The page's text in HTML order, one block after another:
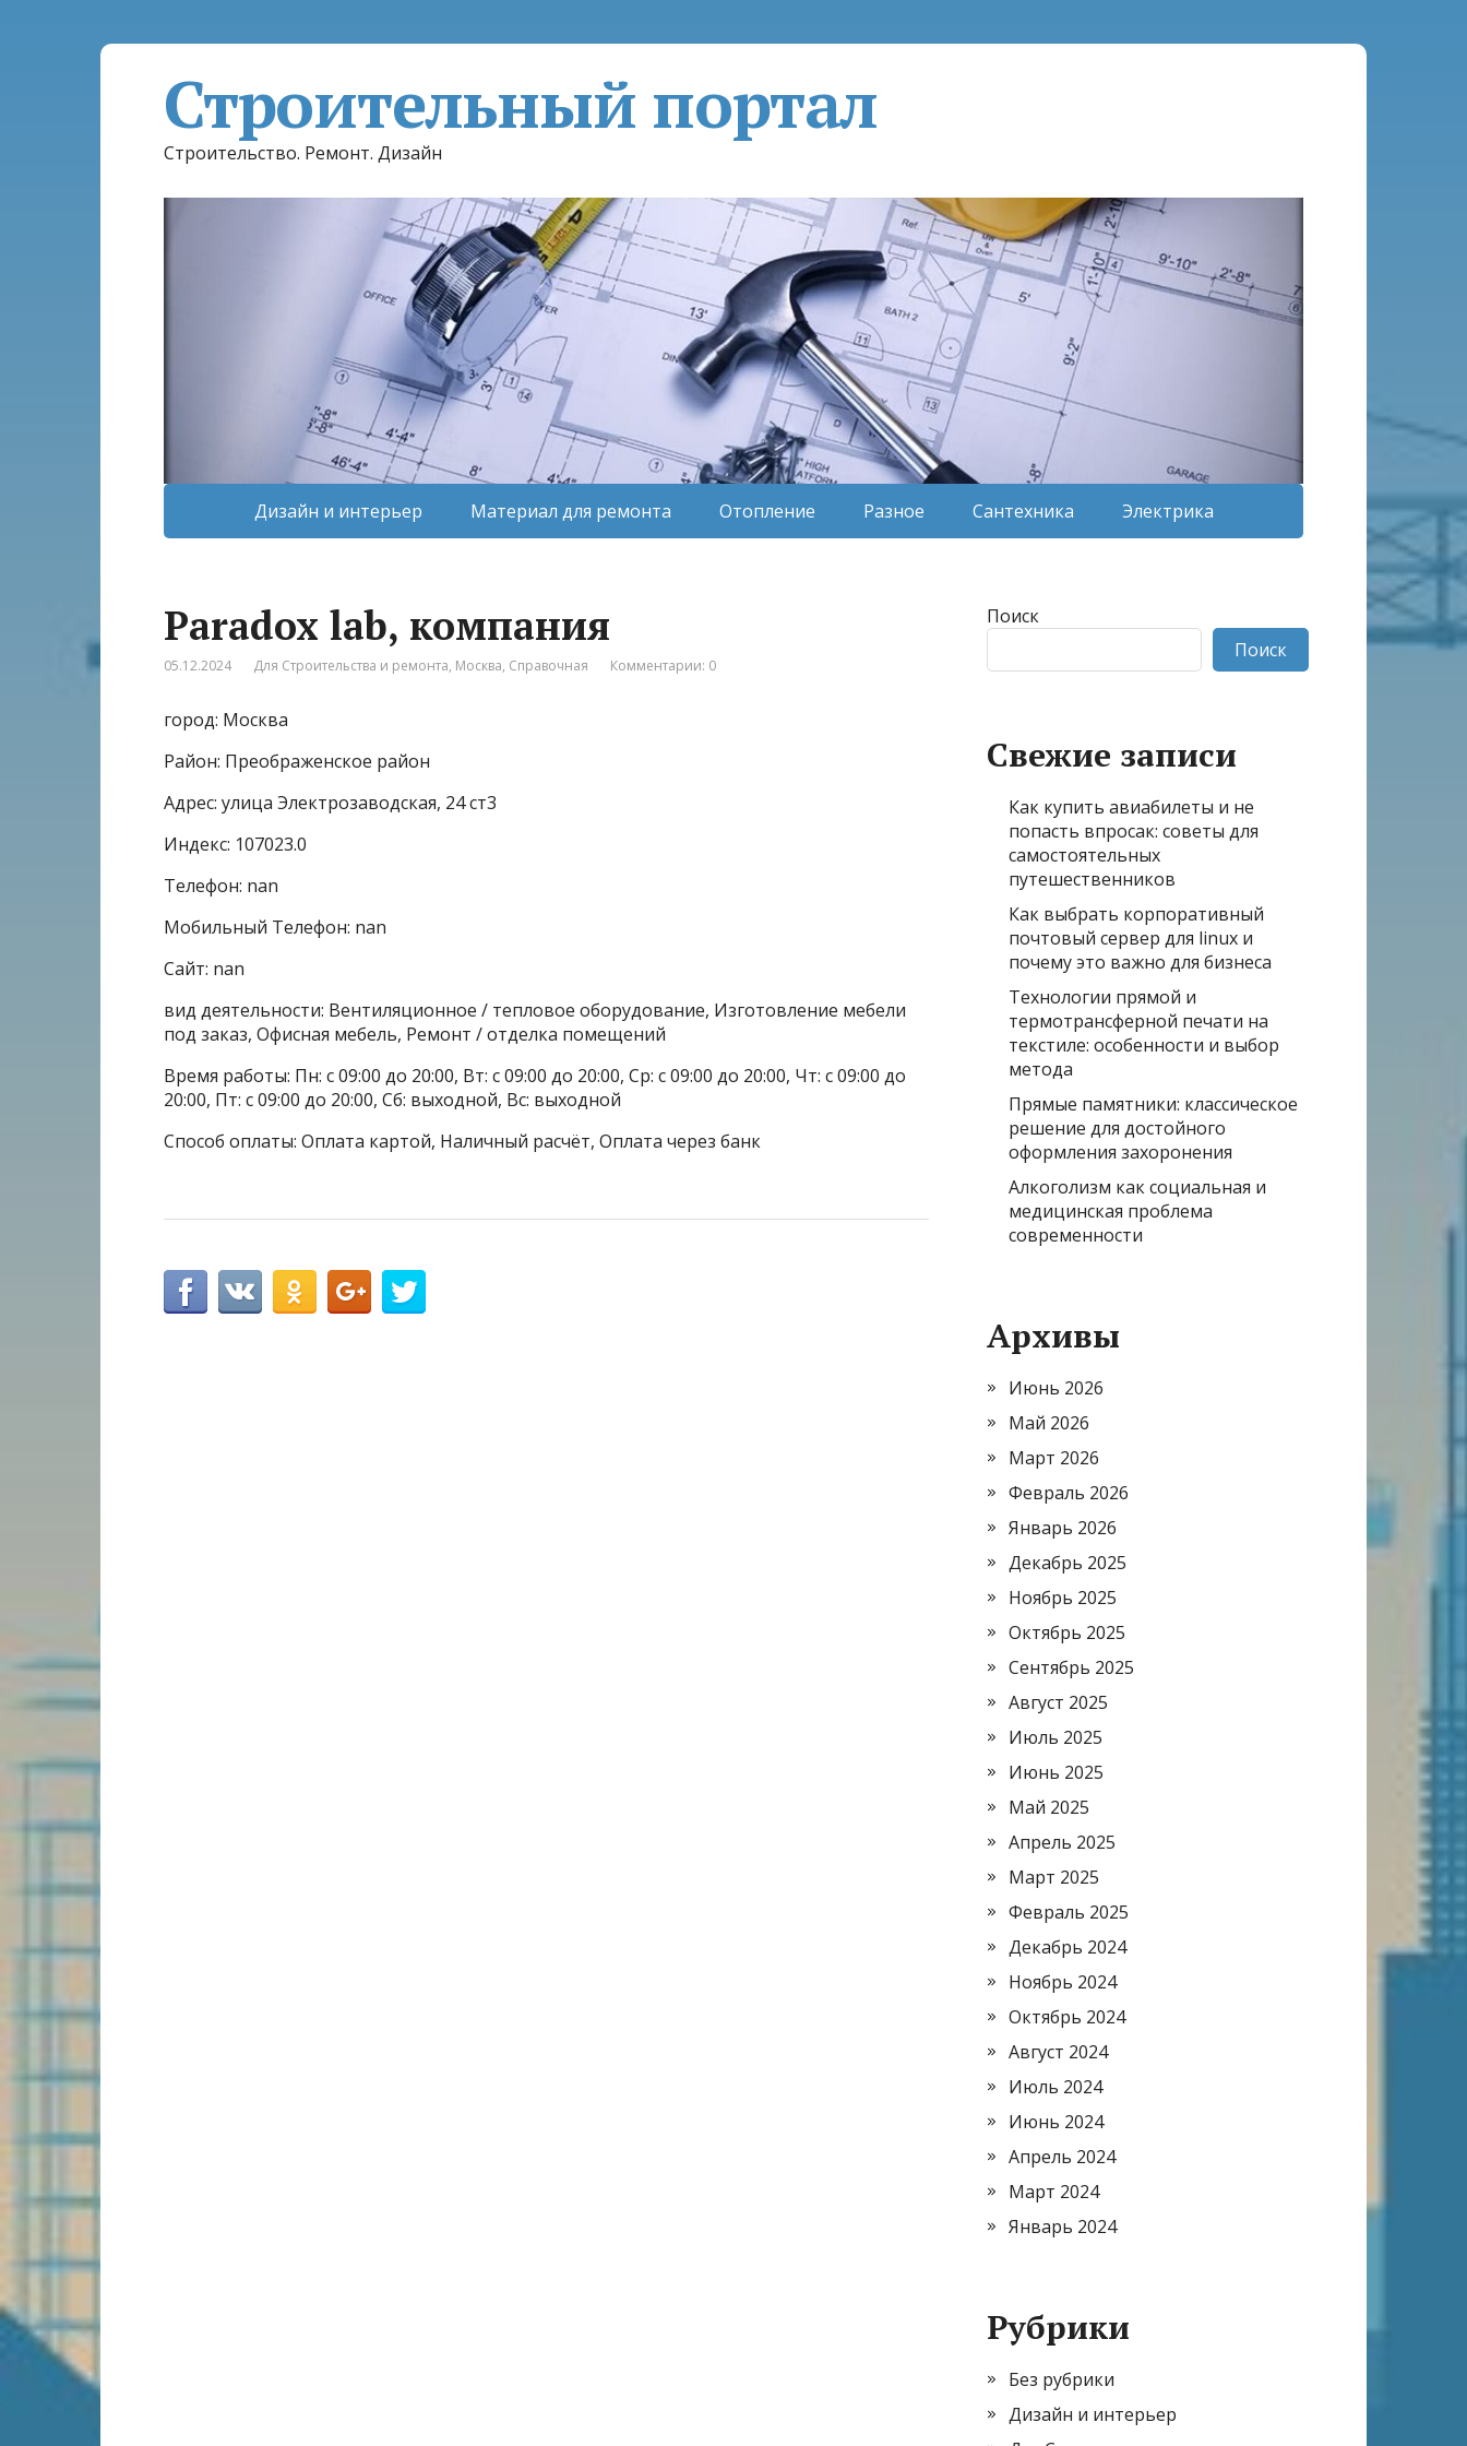
Строительный портал
Строительство. Ремонт. Дизайн
Дизайн и интерьер Материал для ремонта Отопление Разное Сантехника Электрика
Paradox lab, компания
05.12.2024 Для Строительства и ремонта, Москва, Справочная Комментарии: 0
город: Москва
Район: Преображенское район
Адрес: улица Электрозаводская, 24 ст3
Индекс: 107023.0
Телефон: nan
Мобильный Телефон: nan
Сайт: nan
вид деятельности: Вентиляционное / тепловое оборудование, Изготовление мебели
под заказ, Офисная мебель, Ремонт / отделка помещений
Время работы: Пн: с 09:00 до 20:00, Вт: с 09:00 до 20:00, Ср: с 09:00 до 20:00, Чт: с 09:00 до
20:00, Пт: с 09:00 до 20:00, Сб: выходной, Вс: выходной
Способ оплаты: Оплата картой, Наличный расчёт, Оплата через банк
Поиск
Поиск
Свежие записи
Как купить авиабилеты и не
попасть впросак: советы для
самостоятельных
путешественников
Как выбрать корпоративный
почтовый сервер для linux и
почему это важно для бизнеса
Технологии прямой и
термотрансферной печати на
текстиле: особенности и выбор
метода
Прямые памятники: классическое
решение для достойного
оформления захоронения
Алкоголизм как социальная и
медицинская проблема
современности
Архивы
Июнь 2026
Май 2026
Март 2026
Февраль 2026
Январь 2026
Декабрь 2025
Ноябрь 2025
Октябрь 2025
Сентябрь 2025
Август 2025
Июль 2025
Июнь 2025
Май 2025
Апрель 2025
Март 2025
Февраль 2025
Декабрь 2024
Ноябрь 2024
Октябрь 2024
Август 2024
Июль 2024
Июнь 2024
Апрель 2024
Март 2024
Январь 2024
Рубрики
Без рубрики
Дизайн и интерьер